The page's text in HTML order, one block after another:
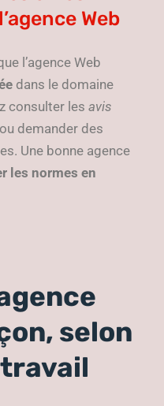
Web
l’agence Web
dans le domaine
consulter les avis
demander des
Une bonne agence
les normes en
selon